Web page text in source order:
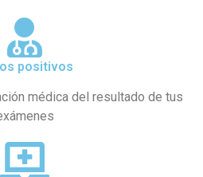
positivos
médica del resultado de tus